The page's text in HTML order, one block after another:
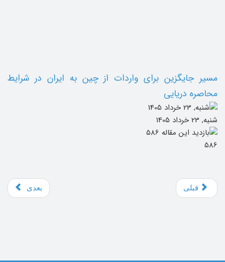
مسیر جایگزین برای واردات از چین به ایران در شرایط
محاصره دریایی
شنبه, 23 خرداد 1405
586
قبلی بعدی